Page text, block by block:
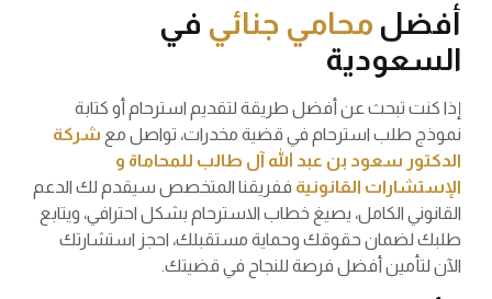
أفضل محامي جنائي في
السعودية
إذا كنت تبحث عن أفضل طريقة لتقديم استرحام أو كتابة
نموذج طلب استرحام في قضية مخدرات، تواصل مع شركة
الدكتور سعود بن عبد الله آل طالب للمحاماة و
الإستشارات القانونية ففريقنا المتخصص سيقدم لك الدعم
القانوني الكامل، يصيغ خطاب الاسترحام بشكل احترافي، ويتابع
طلبك لضمان حقوقك وحماية مستقبلك، احجز استشارتك
الآن لتأمين أفضل فرصة للنجاح في قضيتك.